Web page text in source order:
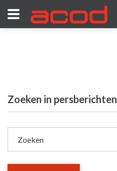
Zoeken in persberichten
Zoeken